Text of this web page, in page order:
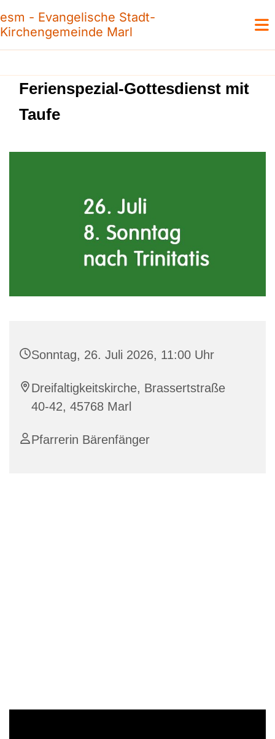
esm - Evangelische Stadt-
Kirchengemeinde Marl
Ferienspezial-Gottesdienst mit
Taufe
Sonntag, 26. Juli 2026, 11:00 Uhr
Dreifaltigkeitskirche, Brassertstraße
40-42, 45768 Marl
Pfarrerin Bärenfänger